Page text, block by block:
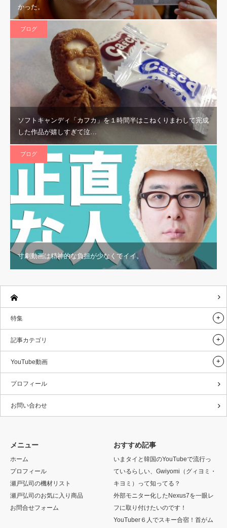
かった。
ブログ
ソフトキャンディ「カフカ」を１時間半はこねくりまわして完成
した作品が嬉しすぎて泣…
ブログ
寸劇動画は精神的な負担が少なくてイイ。
特集
記事カテゴリ
YouTube動画
プロフィール
お問い合わせ
メニュー
ホーム
プロフィール
瀬戸弘司の機材リスト
瀬戸弘司のお気に入り商品
お問合せフォーム
おすすめ記事
いまタイと韓国のYouTubeで流行っ
ているらしい、Gwiyomi（グィヨミ・
キヨミ）って知ってる？
外部モニター化したNexus7を一眼レ
フに取り付けたいのです！
YouTuber６人でスキー合宿！首がム